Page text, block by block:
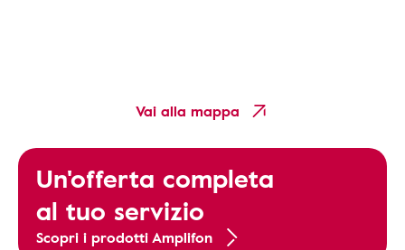
Vai alla mappa
Un'offerta completa
al tuo servizio
Scopri i prodotti Amplifon